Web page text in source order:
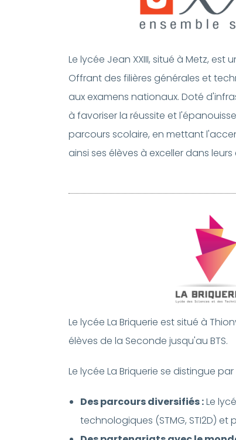
Le lycée Jean XXIII, situé à Metz,
Offrant des filières générales et
aux examens nationaux. Doté
à favoriser la réussite et
parcours scolaire, en mettant
ainsi ses élèves à exceller dans
Le lycée La Briquerie est situé à
élèves de la Seconde jusqu'au BTS.
Le lycée La Briquerie se distingue par
Des parcours diversifiés :Le
technologiques (STMG, STI2D)